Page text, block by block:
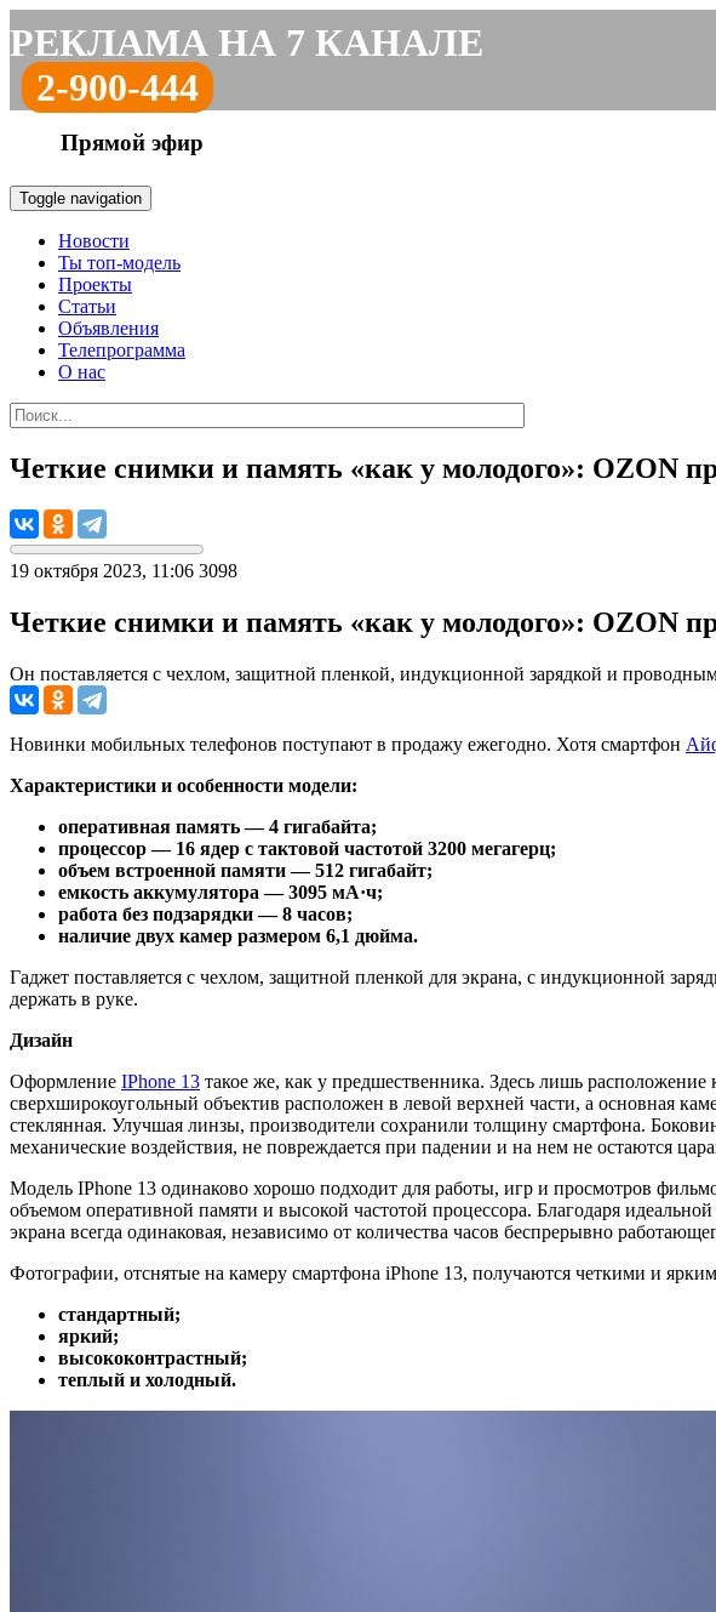
РЕКЛАМА НА 7 КАНАЛЕ
2-900-444
Прямой эфир
Toggle navigation
Новости
Ты топ-модель
Проекты
Статьи
Объявления
Телепрограмма
О нас
Четкие снимки и память «как у молодого»: OZON
19 октября 2023, 11:06 3098
Четкие снимки и память «как у молодого»: OZON
Он поставляется с чехлом, защитной пленкой, индукционной зарядкой и
Новинки мобильных телефонов поступают в продажу ежегодно. Хотя смартфон
Характеристики и особенности модели:
оперативная память — 4 гигабайта;
процессор — 16 ядер с тактовой частотой 3200 мегагерц;
объем встроенной памяти — 512 гигабайт;
емкость аккумулятора — 3095 мА·ч;
работа без подзарядки — 8 часов;
наличие двух камер размером 6,1 дюйма.
Гаджет поставляется с чехлом, защитной пленкой для экрана, с индукционной
держать в руке.
Дизайн
Оформление IPhone 13 такое же, как у предшественника. Здесь лишь
сверхширокоугольный объектив расположен в левой верхней части, а основная
стеклянная. Улучшая линзы, производители сохранили толщину смартфона.
механические воздействия, не повреждается при падении и на нем не остаются
Модель IPhone 13 одинаково хорошо подходит для работы, игр и просмотров
объемом оперативной памяти и высокой частотой процессора. Благодаря
экрана всегда одинаковая, независимо от количества часов беспрерывно
Фотографии, отснятые на камеру смартфона iPhone 13, получаются четкими и
стандартный;
яркий;
высококонтрастный;
теплый и холодный.